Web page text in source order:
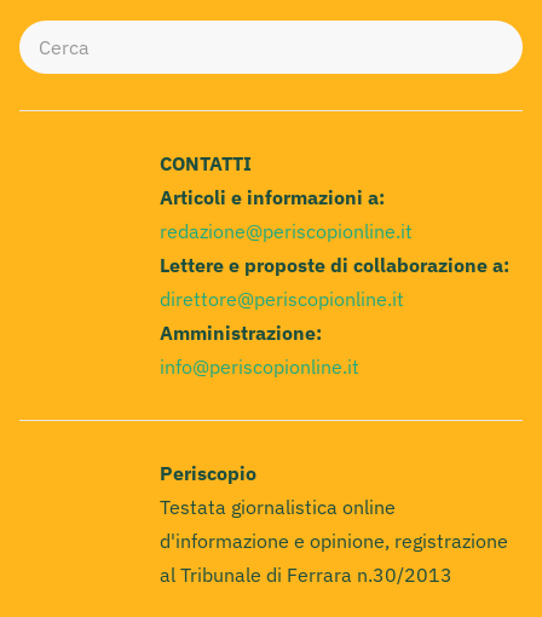
CONTATTI
Articoli e informazioni a:
redazione@periscopionline.it
Lettere e proposte di collaborazione a:
direttore@periscopionline.it
Amministrazione:
info@periscopionline.it
Periscopio
Testata giornalistica online
d'informazione e opinione, registrazione
al Tribunale di Ferrara n.30/2013